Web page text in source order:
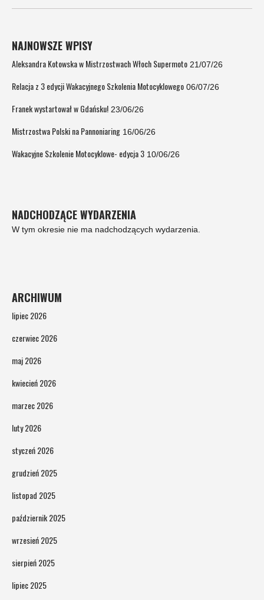
NAJNOWSZE WPISY
Aleksandra Kotowska w Mistrzostwach Włoch Supermoto 21/07/26
Relacja z 3 edycji Wakacyjnego Szkolenia Motocyklowego 06/07/26
Franek wystartował w Gdańsku! 23/06/26
Mistrzostwa Polski na Pannoniaring 16/06/26
Wakacyjne Szkolenie Motocyklowe- edycja 3 10/06/26
NADCHODZĄCE WYDARZENIA
W tym okresie nie ma nadchodzących wydarzenia.
ARCHIWUM
lipiec 2026
czerwiec 2026
maj 2026
kwiecień 2026
marzec 2026
luty 2026
styczeń 2026
grudzień 2025
listopad 2025
październik 2025
wrzesień 2025
sierpień 2025
lipiec 2025